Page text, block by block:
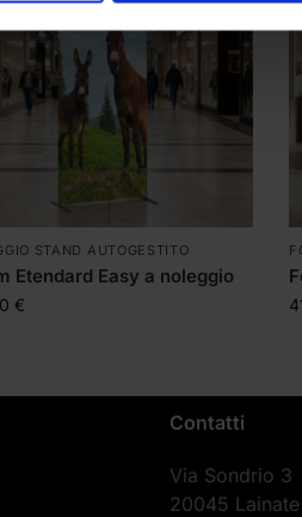
STAND AUTOGESTITO
Etendard Easy a noleggio
€
Contatti
Via Sondrio 3
20045